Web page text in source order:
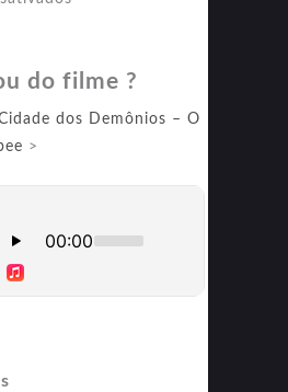
e
do filme ?
dos Demônios – O
>